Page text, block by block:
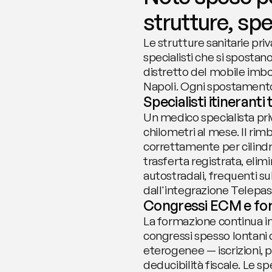
strutture,
Le strutture sanitarie
specialisti che si
distretto del mobile
Napoli. Ogni
Specialisti itineranti
Un medico specialista
chilometri al mese. Il
correttamente per
trasferta registrata,
autostradali, frequenti
dall'integrazione
Congressi ECM e
La formazione continua
congressi spesso lontani
eterogenee — iscrizioni,
deducibilità fiscale. Le